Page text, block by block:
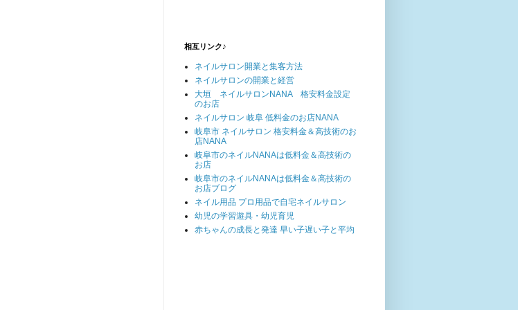
相互リンク♪
ネイルサロン開業と集客方法
ネイルサロンの開業と経営
大垣 ネイルサロンNANA 格安料金設定
のお店
ネイルサロン 岐阜 低料金のお店NANA
岐阜市 ネイルサロン 格安料金＆高技術のお
店NANA
岐阜市のネイルNANAは低料金＆高技術の
お店
岐阜市のネイルNANAは低料金＆高技術の
お店ブログ
ネイル用品 プロ用品で自宅ネイルサロン
幼児の学習遊具・幼児育児
赤ちゃんの成長と発達 早い子遅い子と平均